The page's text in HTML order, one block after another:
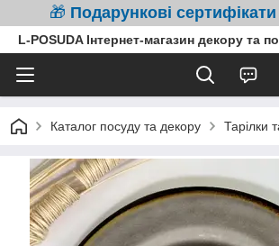
🎁 Подарункові
L-POSUDA Інтернет-магазин декору та
Каталог посуду та декору Тарілки